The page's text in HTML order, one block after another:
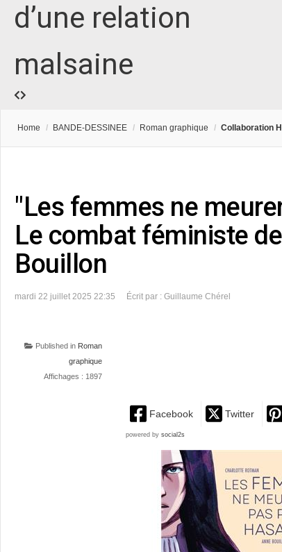
d’une relation
malsaine
Home / BANDE-DESSINEE / Roman graphique / Collaboration
"Les femmes ne
Le combat féministe
Bouillon
mardi 22 juillet 2025 22:35 Écrit par : Guillaume Chérel
Published in Roman
graphique
Affichages : 1897
Facebook Twitter
powered by social2s